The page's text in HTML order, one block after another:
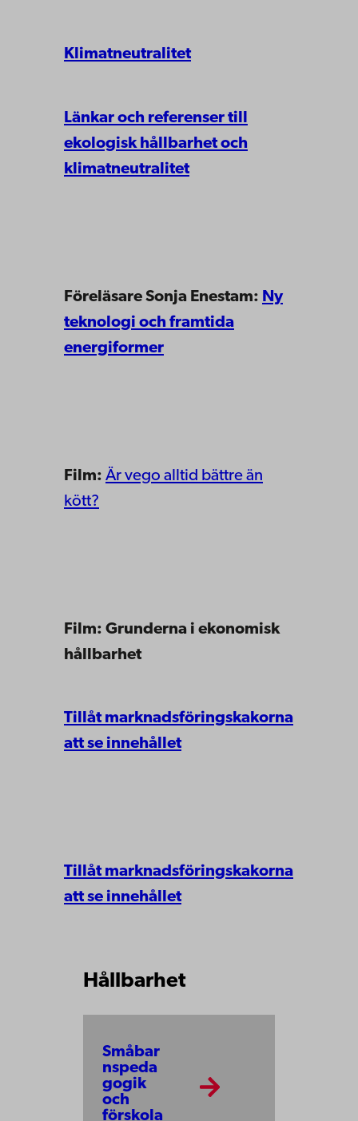
Klimatneutralitet
Länkar och referenser till
ekologisk hållbarhet och
klimatneutralitet
Föreläsare Sonja Enestam: Ny
teknologi och framtida
energiformer
Film: Är vego alltid bättre än
kött?
Film: Grunderna i ekonomisk
hållbarhet
Tillåt marknadsföringskakorna
att se innehållet
Tillåt marknadsföringskakorna
att se innehållet
Hållbarhet
Småbar
nspeda
gogik
och
förskola